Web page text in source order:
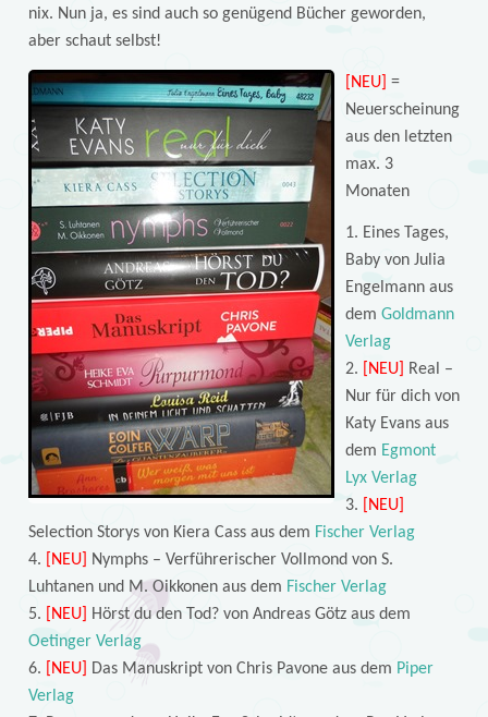
nix. Nun ja, es sind auch so genügend Bücher geworden,
aber schaut selbst!
[NEU] =
Neuerscheinung
aus den letzten
max. 3
Monaten
1. Eines Tages,
Baby von Julia
Engelmann aus
dem Goldmann
Verlag
2.
[NEU]
Real –
Nur für dich von
Katy Evans aus
dem Egmont
Lyx Verlag
3.
[NEU]
Selection Storys von Kiera Cass aus dem Fischer Verlag
4.
[NEU]
Nymphs – Verführerischer Vollmond von S.
Luhtanen und M. Oikkonen aus dem Fischer Verlag
5.
[NEU]
Hörst du den Tod? von Andreas Götz aus dem
Oetinger Verlag
6.
[NEU] Das Manuskript von Chris Pavone aus dem Piper
Verlag